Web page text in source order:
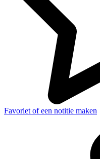
Favoriet of een notitie maken